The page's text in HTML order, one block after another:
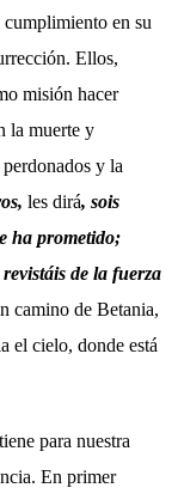
en su
Ellos,
misión hacer
la muerte y
y la
les dirá, sois
ha prometido;
de la fuerza
camino de Betania,
el cielo, donde está
para nuestra
En primer